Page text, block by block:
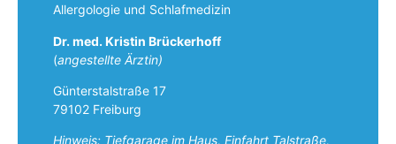
Allergologie und Schlafmedizin
Dr. med. Kristin Brückerhoff
(angestellte Ärztin)
Günterstalstraße 17
79102 Freiburg
Hinweis: Tiefgarage im Haus, Einfahrt Talstraße,